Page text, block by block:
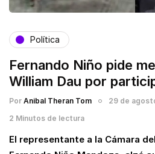
Política
Fernando Niño pide
William Dau por
Por Anibal Theran Tom
29 de
2 Minutos de lectura
El representante a la Cámara